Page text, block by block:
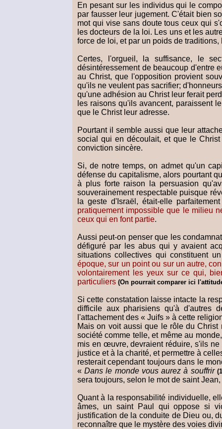
En pesant sur les individus qui le
par fausser leur jugement. C'était bien
mot qui vise sans doute tous ceux qui
les docteurs de la loi. Les uns et les
force de loi, et par un poids de
Certes, l'orgueil, la suffisance, le
désintéressement de beaucoup d'entre
au Christ, que l'opposition provient
qu'ils ne veulent pas sacrifier;
qu'une adhésion au Christ leur ferait
les raisons qu'ils avancent, paraissent
que le Christ leur adresse.
Pourtant il semble aussi que leur
social qui en découlait, et que le
conviction sincère.
Si, de notre temps, on admet qu'un
défense du capitalisme, alors pourtant
à plus forte raison la persuasion
souverainement respectable puisque
la geste d'Israël, était-elle
pratiquement impossible que le milieu
ceux qui en font partie.
Aussi peut-on penser que les
défiguré par les abus qui y avaient
situations collectives qui constituent
époque, sur un point ou sur un autre,
volontairement les yeux sur ce qui,
particuliers (On pourrait comparer ici
Si cette constatation laisse intacte la
difficile aux pharisiens qu'à d'autres
l'attachement des « Juifs » à cette
Mais on voit aussi que le rôle du
société comme telle, et même au
mis en œuvre, devraient réduire, s'ils
justice et à la charité, et permettre à
resterait cependant toujours dans le
«Dans le monde vous aurez à souffrir
sera toujours, selon le mot de saint
Quant à la responsabilité individuelle,
âmes, un saint Paul qui oppose si
justification de la conduite de Dieu ou,
reconnaître que le mystère des voies